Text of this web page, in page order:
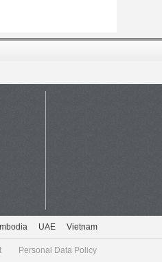
UAE Vietnam
Personal Data Policy